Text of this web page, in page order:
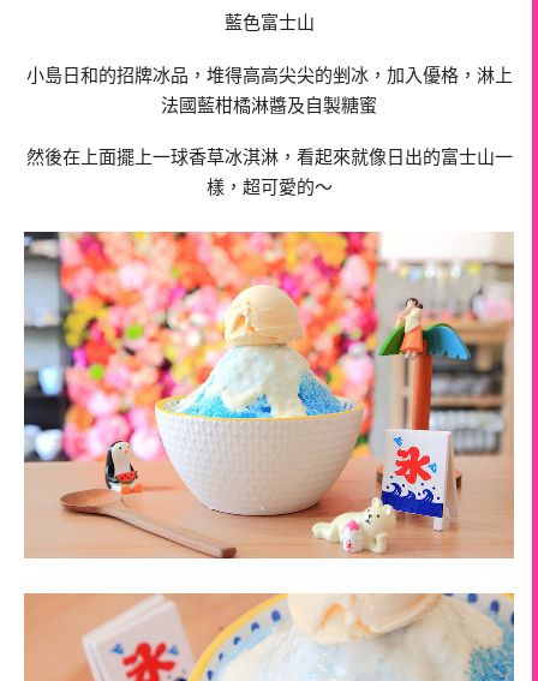
藍色富士山
小島日和的招牌冰品，堆得高高尖尖的剉冰，加入優格，淋上
法國藍柑橘淋醬及自製糖蜜
然後在上面擺上一球香草冰淇淋，看起來就像日出的富士山一
樣，超可愛的～